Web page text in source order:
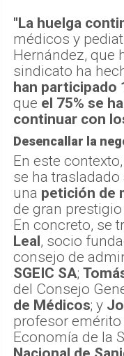
"La huelga
médicos y
Hernández, que
sindicato ha
han participado
que el 75% se
continuar con
Desencallar la
En este
se ha
una petición de
de gran
En concreto, se
Leal, socio
consejo de
SGEIC SA;
del Consejo
de Médicos; y
profesor
Economía de la